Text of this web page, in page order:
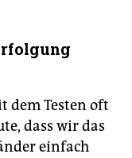
dem Testen oft
dass wir das
einfach